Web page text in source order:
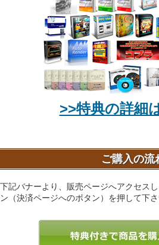
>>特典の詳細
ご購入の流
下記バナーより、販売ページへアクセス
ン（決済ページへのボタン）を押して下さ